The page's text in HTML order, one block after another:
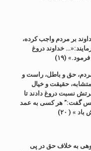
بر مردم واجب کرده،
خداوند دروغ
(۱۹)
دست مردم، حق و باطل، راست و
حقیقت و خیال
نسبت دروغ دادند تا
پس گفت:” هر کسی به عمد
» ( ۲۰)
به خلاف حق در پی